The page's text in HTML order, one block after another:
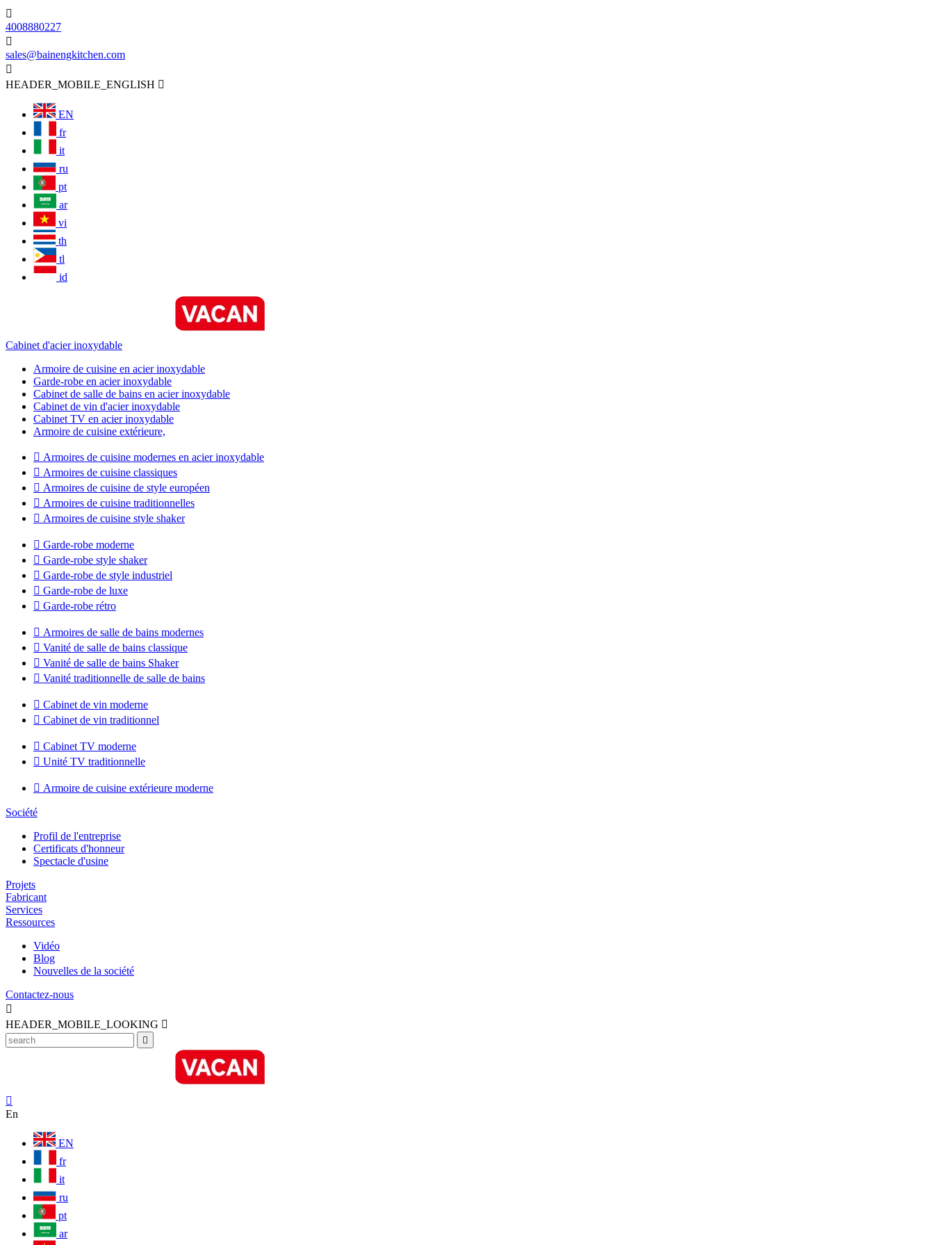

4008880227

sales@bainengkitchen.com

HEADER_MOBILE_ENGLISH 
EN
fr
it
ru
pt
ar
vi
th
tl
id
Cabinet d'acier inoxydable
Armoire de cuisine en acier inoxydable
Garde-robe en acier inoxydable
Cabinet de salle de bains en acier inoxydable
Cabinet de vin d'acier inoxydable
Cabinet TV en acier inoxydable
Armoire de cuisine extérieure,
 Armoires de cuisine modernes en acier inoxydable
 Armoires de cuisine classiques
 Armoires de cuisine de style européen
 Armoires de cuisine traditionnelles
 Armoires de cuisine style shaker
 Garde-robe moderne
 Garde-robe style shaker
 Garde-robe de style industriel
 Garde-robe de luxe
 Garde-robe rétro
 Armoires de salle de bains modernes
 Vanité de salle de bains classique
 Vanité de salle de bains Shaker
 Vanité traditionnelle de salle de bains
 Cabinet de vin moderne
 Cabinet de vin traditionnel
 Cabinet TV moderne
 Unité TV traditionnelle
 Armoire de cuisine extérieure moderne
Société
Profil de l'entreprise
Certificats d'honneur
Spectacle d'usine
Projets
Fabricant
Services
Ressources
Vidéo
Blog
Nouvelles de la société
Contactez-nous

HEADER_MOBILE_LOOKING 


En
EN
fr
it
ru
pt
ar